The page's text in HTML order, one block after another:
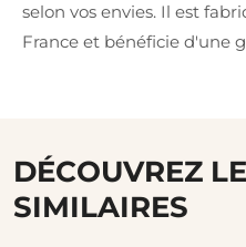
selon vos envies. Il est
France et bénéficie d'une
DÉCOUVREZ
SIMILAIRES